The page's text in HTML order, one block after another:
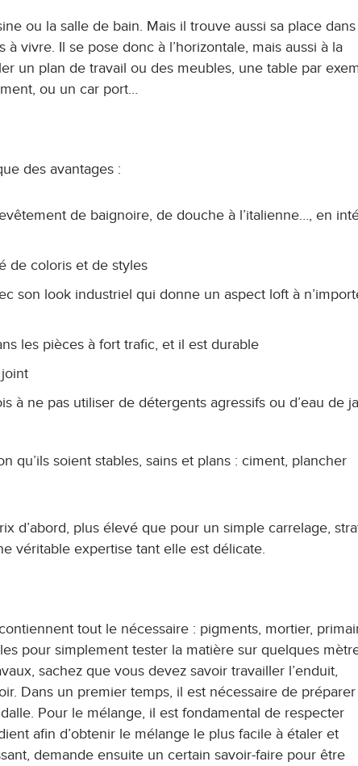
ou la salle de bain. Mais il trouve aussi sa place
vivre. Il se pose donc à l’horizontale, mais aussi à la
un plan de travail ou des meubles, une table par
ou un car port…
des avantages :
de baignoire, de douche à l’italienne…, en
de coloris et de styles
son look industriel qui donne un aspect loft à
les pièces à fort trafic, et il est durable
à ne pas utiliser de détergents agressifs ou d’eau de
qu’ils soient stables, sains et plans : ciment, plancher
d’abord, plus élevé que pour un simple carrelage,
véritable expertise tant elle est délicate.
tout le nécessaire : pigments, mortier,
pour simplement tester la matière sur quelques
sachez que vous devez savoir travailler l’enduit,
Dans un premier temps, il est nécessaire de
Pour le mélange, il est fondamental de respecter
afin d’obtenir le mélange le plus facile à étaler et
demande ensuite un certain savoir-faire pour être